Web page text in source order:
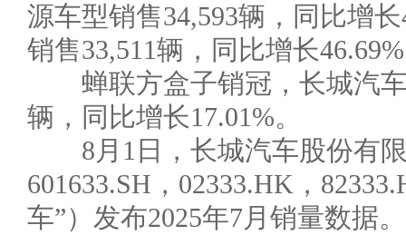
源车型销售34,593辆，同比增
销售33,511辆，同比增长
蝉联方盒子销冠，长城汽车
辆，同比增长17.01%。
8月1日，长城汽车股份有限
601633.SH，02333.HK，
车”）发布2025年7月销量数据